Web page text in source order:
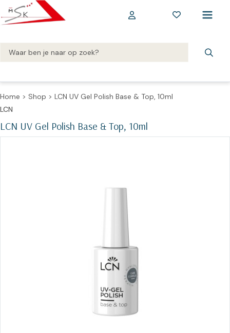
Home > Shop > LCN UV Gel Polish Base & Top, 10ml
LCN UV Gel Polish Base & Top, 10ml
LCN